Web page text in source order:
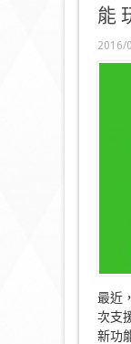
能
2016/
最近
次支
新功